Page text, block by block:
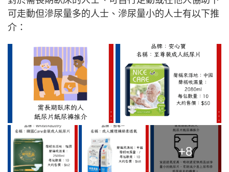
可走動但滲尿量多的人士、滲尿量小的人士有以下推
介：
+8